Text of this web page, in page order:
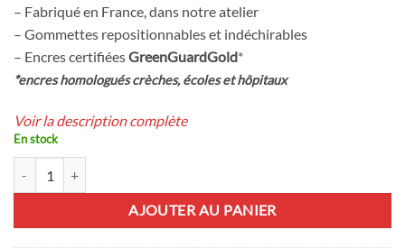
1,79€.1,25€.
– Fabriqué en France, dans notre atelier
– Gommettes repositionnables et indéchirables
– Encres certifiéesGreenGuardGold*
*encres homologués crèches, écoles et hôpitaux
Voir la description complète
En stock
AJOUTER AU PANIER